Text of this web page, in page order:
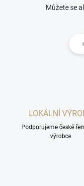
Můžete se
LOKÁLNÍ
Podporujeme české
výrobce